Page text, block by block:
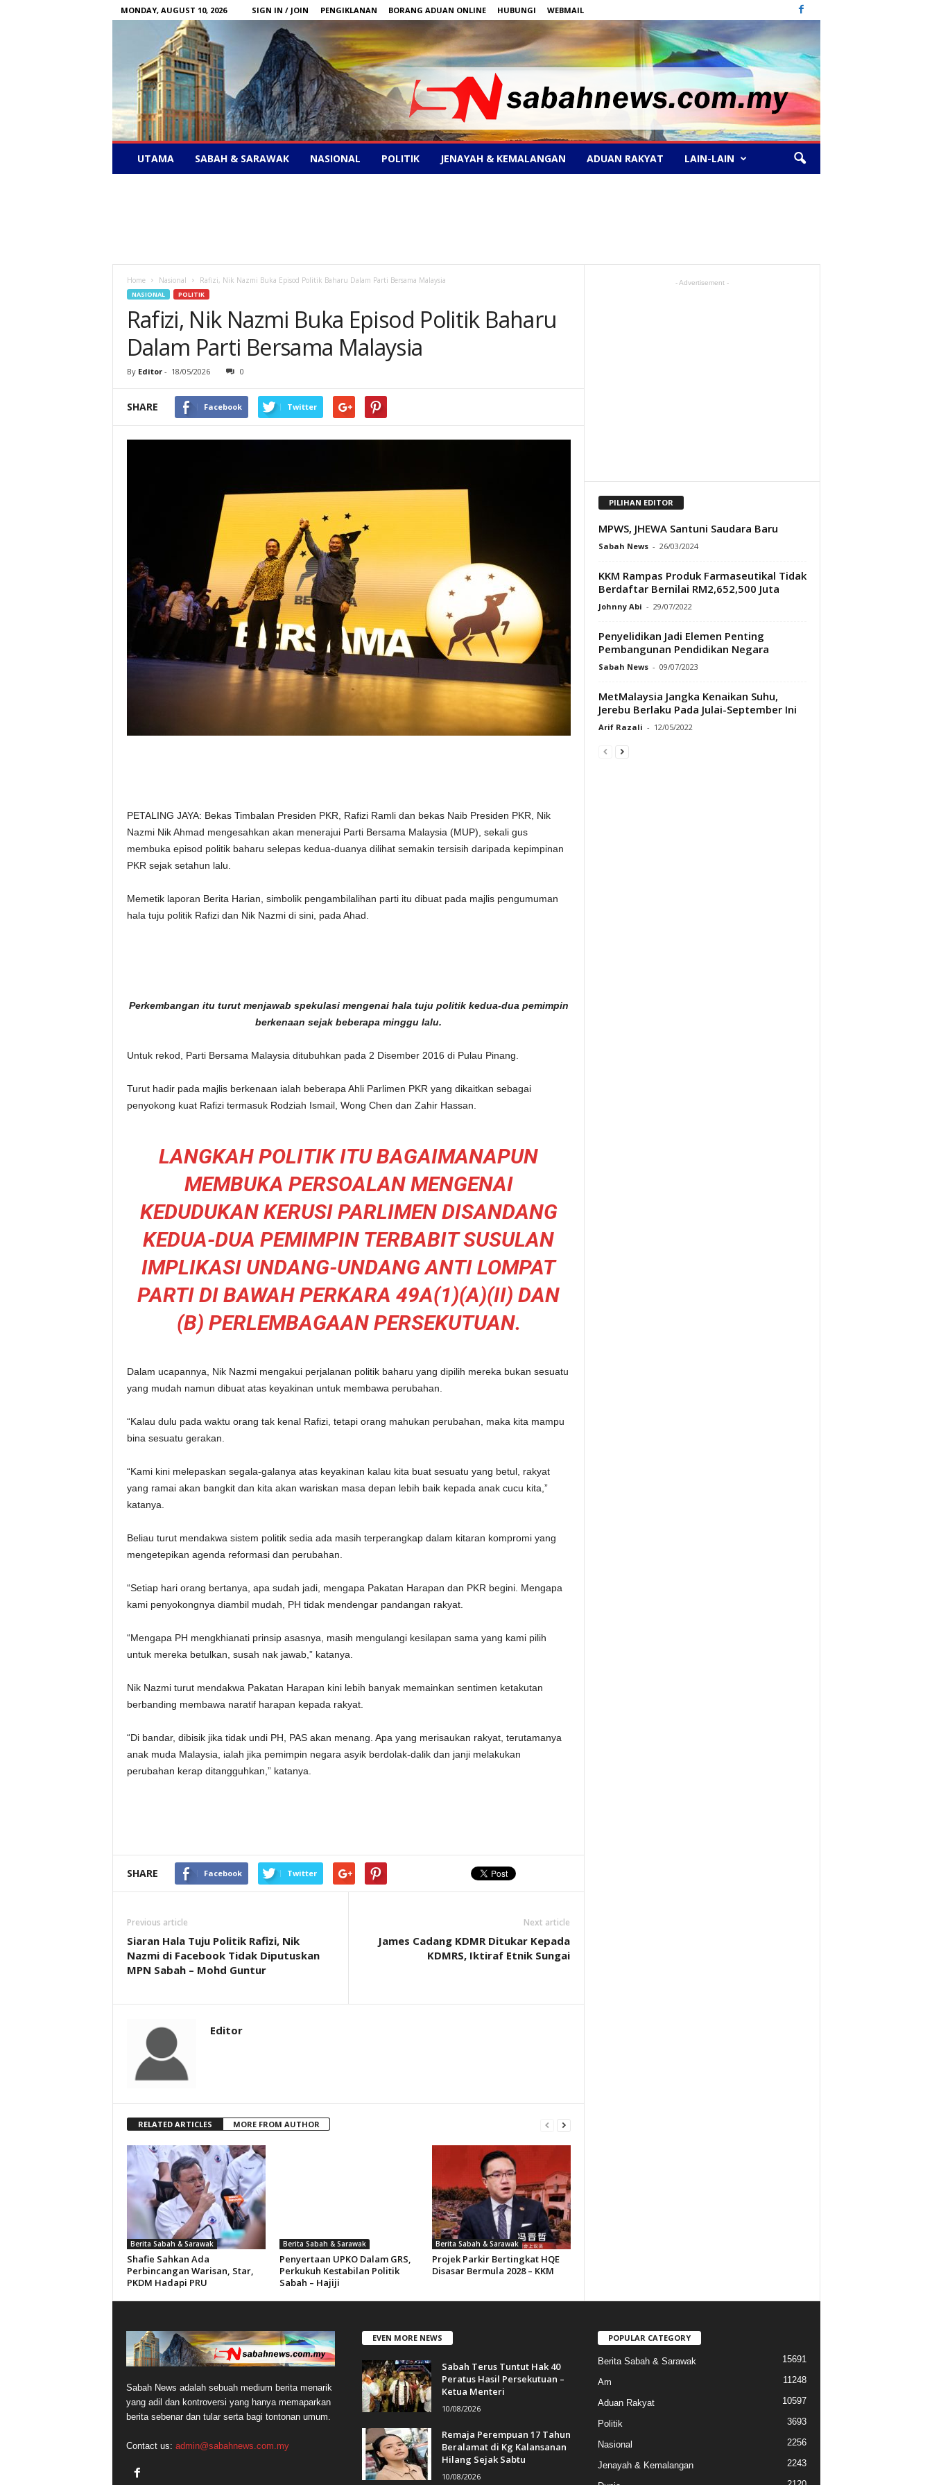
MONDAY, AUGUST 10, 2026 SIGN IN / JOIN PENGIKLANAN BORANG ADUAN ONLINE HUBUNGI WEBMAIL
–
UTAMA SABAH & SARAWAK NASIONAL POLITIK JENAYAH & KEMALANGAN ADUAN RAKYAT LAIN-LAIN
Home Nasional Rafizi, Nik Nazmi Buka Episod Politik Baharu Dalam Parti Bersama Malaysia
NASIONAL POLITIK
Rafizi, Nik Nazmi Buka Episod Politik Baharu
Dalam Parti Bersama Malaysia
By Editor- 18/05/2026 0
SHARE Facebook Twitter
PETALING JAYA: Bekas Timbalan Presiden PKR, Rafizi Ramli dan bekas Naib Presiden PKR, Nik
Nazmi Nik Ahmad mengesahkan akan menerajui Parti Bersama Malaysia (MUP), sekali gus
membuka episod politik baharu selepas kedua-duanya dilihat semakin tersisih daripada kepimpinan
PKR sejak setahun lalu.
Memetik laporan Berita Harian, simbolik pengambilalihan parti itu dibuat pada majlis pengumuman
hala tuju politik Rafizi dan Nik Nazmi di sini, pada Ahad.
Perkembangan itu turut menjawab spekulasi mengenai hala tuju politik kedua-dua pemimpin
berkenaan sejak beberapa minggu lalu.
Untuk rekod, Parti Bersama Malaysia ditubuhkan pada 2 Disember 2016 di Pulau Pinang.
Turut hadir pada majlis berkenaan ialah beberapa Ahli Parlimen PKR yang dikaitkan sebagai
penyokong kuat Rafizi termasuk Rodziah Ismail, Wong Chen dan Zahir Hassan.
LANGKAH POLITIK ITU BAGAIMANAPUN
MEMBUKA PERSOALAN MENGENAI
KEDUDUKAN KERUSI PARLIMEN DISANDANG
KEDUA-DUA PEMIMPIN TERBABIT SUSULAN
IMPLIKASI UNDANG-UNDANG ANTI LOMPAT
PARTI DI BAWAH PERKARA 49A(1)(A)(II) DAN
(B) PERLEMBAGAAN PERSEKUTUAN.
Dalam ucapannya, Nik Nazmi mengakui perjalanan politik baharu yang dipilih mereka bukan sesuatu
yang mudah namun dibuat atas keyakinan untuk membawa perubahan.
“Kalau dulu pada waktu orang tak kenal Rafizi, tetapi orang mahukan perubahan, maka kita mampu
bina sesuatu gerakan.
“Kami kini melepaskan segala-galanya atas keyakinan kalau kita buat sesuatu yang betul, rakyat
yang ramai akan bangkit dan kita akan wariskan masa depan lebih baik kepada anak cucu kita,”
katanya.
Beliau turut mendakwa sistem politik sedia ada masih terperangkap dalam kitaran kompromi yang
mengetepikan agenda reformasi dan perubahan.
“Setiap hari orang bertanya, apa sudah jadi, mengapa Pakatan Harapan dan PKR begini. Mengapa
kami penyokongnya diambil mudah, PH tidak mendengar pandangan rakyat.
“Mengapa PH mengkhianati prinsip asasnya, masih mengulangi kesilapan sama yang kami pilih
untuk mereka betulkan, susah nak jawab,” katanya.
Nik Nazmi turut mendakwa Pakatan Harapan kini lebih banyak memainkan sentimen ketakutan
berbanding membawa naratif harapan kepada rakyat.
“Di bandar, dibisik jika tidak undi PH, PAS akan menang. Apa yang merisaukan rakyat, terutamanya
anak muda Malaysia, ialah jika pemimpin negara asyik berdolak-dalik dan janji melakukan
perubahan kerap ditangguhkan,” katanya.
SHARE Facebook Twitter
Previous article
Siaran Hala Tuju Politik Rafizi, Nik
Nazmi di Facebook Tidak Diputuskan
MPN Sabah – Mohd Guntur
Next article
James Cadang KDMR Ditukar Kepada
KDMRS, Iktiraf Etnik Sungai
Editor
RELATED ARTICLES MORE FROM AUTHOR
Berita Sabah & Sarawak
Shafie Sahkan Ada
Perbincangan Warisan, Star,
PKDM Hadapi PRU
Berita Sabah & Sarawak
Penyertaan UPKO Dalam GRS,
Perkukuh Kestabilan Politik
Sabah – Hajiji
Berita Sabah & Sarawak
Projek Parkir Bertingkat HQE
Disasar Bermula 2028 – KKM
- Advertisement -
PILIHAN EDITOR
MPWS, JHEWA Santuni Saudara Baru
Sabah News - 26/03/2024
KKM Rampas Produk Farmaseutikal Tidak
Berdaftar Bernilai RM2,652,500 Juta
Johnny Abi - 29/07/2022
Penyelidikan Jadi Elemen Penting
Pembangunan Pendidikan Negara
Sabah News - 09/07/2023
MetMalaysia Jangka Kenaikan Suhu,
Jerebu Berlaku Pada Julai-September Ini
Arif Razali - 12/05/2022
Sabah News adalah sebuah medium berita menarik
yang adil dan kontroversi yang hanya memaparkan
berita sebenar dan tular serta bagi tontonan umum.
Contact us: admin@sabahnews.com.my
EVEN MORE NEWS
Sabah Terus Tuntut Hak 40
Peratus Hasil Persekutuan –
Ketua Menteri
10/08/2026
Remaja Perempuan 17 Tahun
Beralamat di Kg Kalansanan
Hilang Sejak Sabtu
10/08/2026
POPULAR CATEGORY
Berita Sabah & Sarawak 15691
Am 11248
Aduan Rakyat 10597
Politik 3693
Nasional 2256
Jenayah & Kemalangan 2243